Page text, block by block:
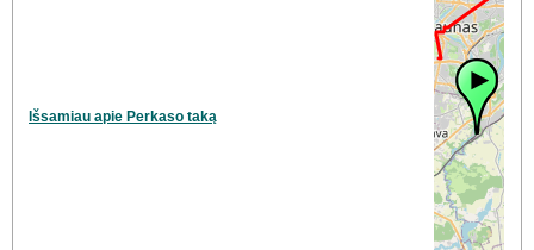
Išsamiau apie Perkaso taką